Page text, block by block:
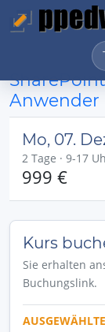
Anwender
Mo, 07.
2 Tage · 9-17
999 €
Kurs
Sie erhalten
Buchungslink.